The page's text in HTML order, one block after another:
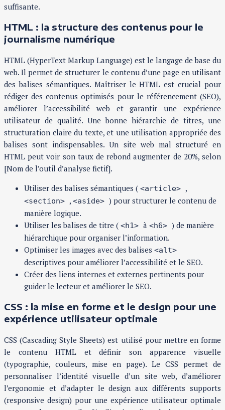
suffisante.
HTML : la structure des contenus pour le
journalisme numérique
HTML (HyperText Markup Language) est le langage de base du
web. Il permet de structurer le contenu d’une page en utilisant
des balises sémantiques. Maîtriser le HTML est crucial pour
rédiger des contenus optimisés pour le référencement (SEO),
améliorer l’accessibilité web et garantir une expérience
utilisateur de qualité. Une bonne hiérarchie de titres, une
structuration claire du texte, et une utilisation appropriée des
balises sont indispensables. Un site web mal structuré en
HTML peut voir son taux de rebond augmenter de 20%, selon
[Nom de l’outil d’analyse fictif].
Utiliser des balises sémantiques ( <article> ,
<section> , <aside> ) pour structurer le contenu de
manière logique.
Utiliser les balises de titre ( <h1> à <h6> ) de manière
hiérarchique pour organiser l’information.
Optimiser les images avec des balises <alt>
descriptives pour améliorer l’accessibilité et le SEO.
Créer des liens internes et externes pertinents pour
guider le lecteur et améliorer le SEO.
CSS : la mise en forme et le design pour une
expérience utilisateur optimale
CSS (Cascading Style Sheets) est utilisé pour mettre en forme
le contenu HTML et définir son apparence visuelle
(typographie, couleurs, mise en page). Le CSS permet de
personnaliser l’identité visuelle d’un site web, d’améliorer
l’ergonomie et d’adapter le design aux différents supports
(responsive design) pour une expérience utilisateur optimale